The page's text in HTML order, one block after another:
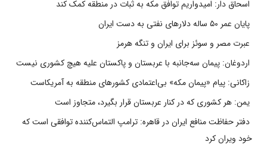
اسحاق دار: امیدواریم توافق مکه به ثبات در منطقه کمک کند
پایان عمر ۵۰ ساله دلارهای نفتی به دست ایران
عبرت مصر و سوئز برای ایران و تنگه هرمز
اردوغان: پیمان سه‌جانبه با عربستان و پاکستان علیه هیچ کشوری نیست
زاکانی: پیام «پیمان مکه» بی‌اعتمادی کشورهای منطقه به آمریکاست
یمن: هر کشوری که در کنار عربستان قرار بگیرد، متجاوز است
دفتر حفاظت منافع ایران در قاهره: ترامپ التماس‌کننده توافقی است که
خود ویران کرد